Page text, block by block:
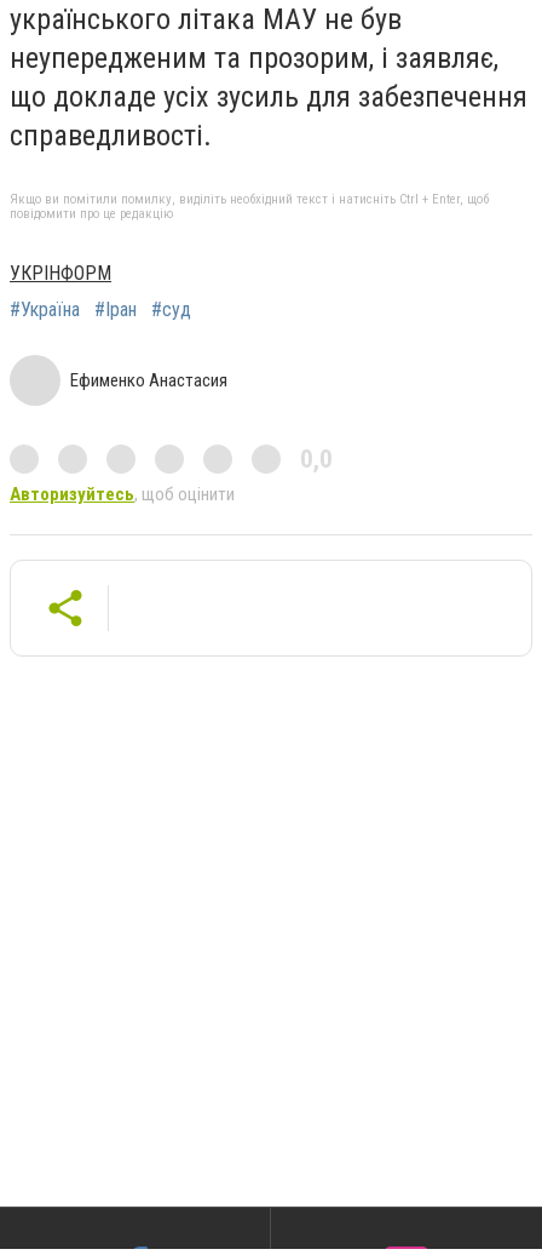
українського літака МАУ не був
неупередженим та прозорим, і заявляє,
що докладе усіх зусиль для забезпечення
справедливості.
Якщо ви помітили помилку, виділіть необхідний текст і натисніть Ctrl + Enter, щоб
повідомити про це редакцію
УКРІНФОРМ
#Україна
#Іран #суд
Ефименко Анастасия
0,0
Авторизуйтесь, щоб оцінити